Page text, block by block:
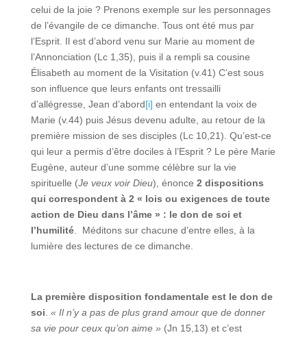
celui de la joie ? Prenons exemple sur les personnages
de l’évangile de ce dimanche. Tous ont été mus par
l’Esprit. Il est d’abord venu sur Marie au moment de
l’Annonciation (Lc 1,35), puis il a rempli sa cousine
Élisabeth au moment de la Visitation (v.41) C’est sous
son influence que leurs enfants ont tressailli
d’allégresse, Jean d’abord[i] en entendant la voix de
Marie (v.44) puis Jésus devenu adulte, au retour de la
première mission de ses disciples (Lc 10,21). Qu’est-ce
qui leur a permis d’être dociles à l’Esprit ? Le père Marie
Eugène, auteur d’une somme célèbre sur la vie
spirituelle (Je veux voir Dieu), énonce 2 dispositions
qui correspondent à 2 « lois ou exigences de toute
action de Dieu dans l’âme » : le don de soi et
l’humilité. Méditons sur chacune d’entre elles, à la
lumière des lectures de ce dimanche.
La première disposition fondamentale est le don de
soi « Il n’y a pas de plus grand amour que de donner
sa vie pour ceux qu’on aime » (Jn 15,13) et c’est